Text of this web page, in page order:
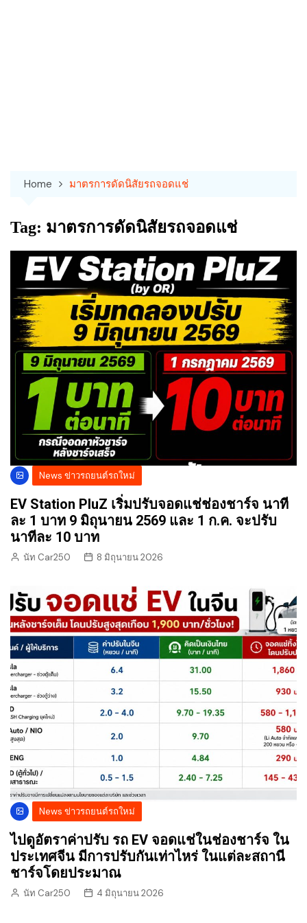
Home มาตรการดัดนิสัยรถจอดแช่
Tag: มาตรการดัดนิสัยรถจอดแช่
News ข่าวรถยนต์รถใหม่
EV Station PluZ เริ่มปรับจอดแช่ช่องชาร์จ นาที
ละ 1 บาท 9 มิถุนายน 2569 และ 1 ก.ค. จะปรับ
นาทีละ 10 บาท
นัท Car250 8 มิถุนายน 2026
News ข่าวรถยนต์รถใหม่
ไปดูอัตราค่าปรับ รถ EV จอดแช่ในช่องชาร์จ ใน
ประเทศจีน มีการปรับกันเท่าไหร่ ในแต่ละสถานี
ชาร์จโดยประมาณ
นัท Car250 4 มิถุนายน 2026